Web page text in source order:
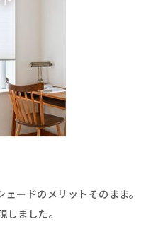
ードのメリットそのまま。
しました。